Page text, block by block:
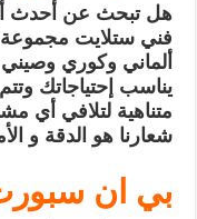
هل تبحث عن أحدث
فني ستلايت مجموعة
ألماني وكوري وصيني
يناسب إحتياجاتك
متناهية لتلافي أي
شعارنا هو الدقة و
بي ان